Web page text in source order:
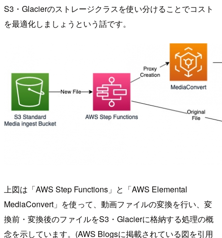
S3・Glacierのストレージクラスを使い分けることでコスト
を最適化しましょうという話です。
上図は「AWS Step Functions」と「AWS Elemental
MediaConvert」を使って、動画ファイルの変換を行い、変
換前・変換後のファイルをS3・Glacierに格納する処理の概
念を示しています。(AWS Blogsに掲載されている図を引用